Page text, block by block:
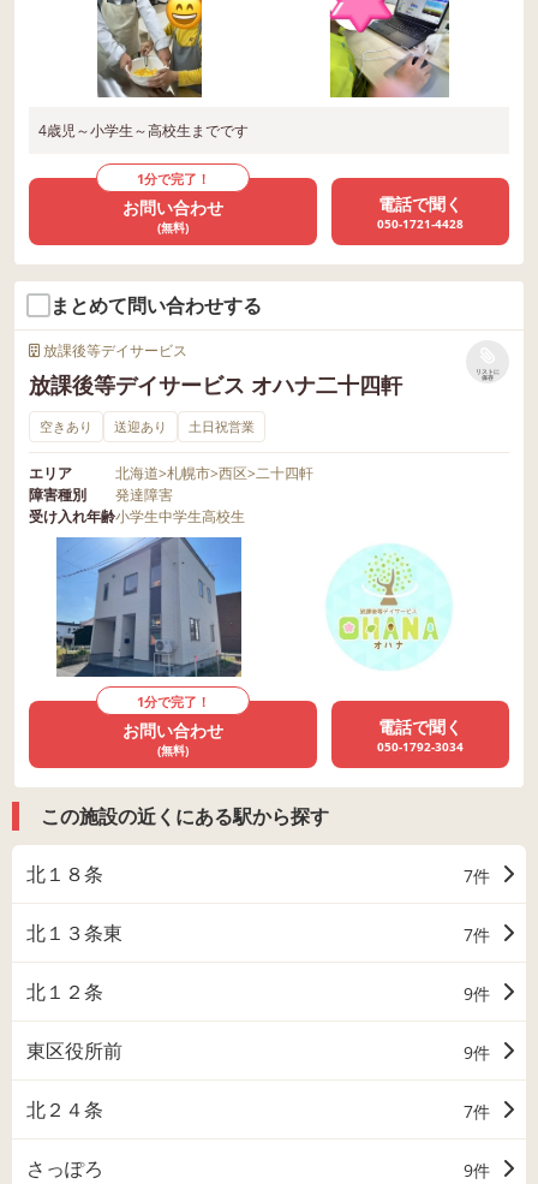
4歳児～小学生～高校生までです
1分で完了！
お問い合わせ
(無料)
電話で聞く
050-1721-4428
まとめて問い合わせする
放課後等デイサービス
放課後等デイサービス オハナ二十四軒
リストに
保存
空きあり 送迎あり 土日祝営業
エリア 北海道>札幌市>西区>二十四軒
障害種別
発達障害
受け入れ年齢小学生中学生高校生
1分で完了！
お問い合わせ
(無料)
電話で聞く
050-1792-3034
この施設の近くにある駅から探す
北１８条 7件
北１３条東 7件
北１２条 9件
東区役所前 9件
北２４条 7件
さっぽろ 9件